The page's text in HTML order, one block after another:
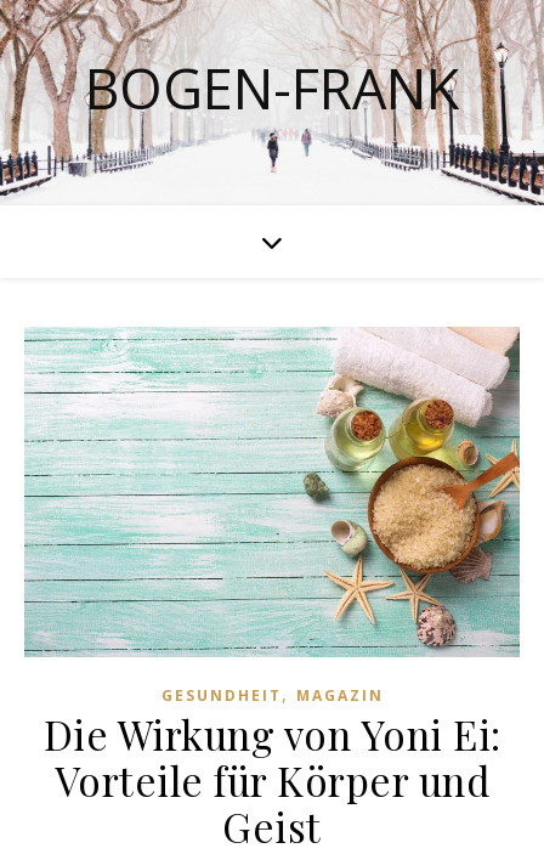
BOGEN-FRANK
GESUNDHEIT , MAGAZIN
Die Wirkung von Yoni Ei:
Vorteile für Körper und
Geist